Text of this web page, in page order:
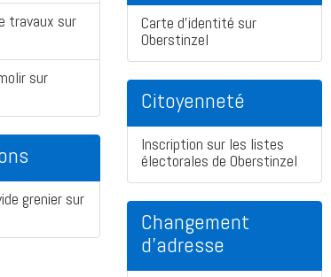
travaux sur
sur
grenier sur
Carte d'identité sur
Oberstinzel
Citoyenneté
Inscription sur les listes
électorales de Oberstinzel
Changement
d'adresse